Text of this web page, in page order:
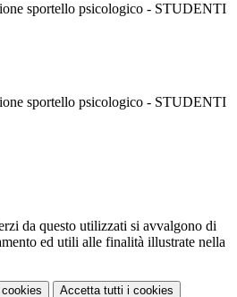
sportello psicologico - STUDENTI
sportello psicologico - STUDENTI
da questo utilizzati si avvalgono di
ed utili alle finalità illustrate nella
Accetta tutti i cookies